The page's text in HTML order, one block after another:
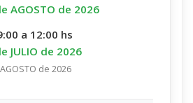
AGOSTO de 2026
a 12:00 hs
JULIO de 2026
de 2026